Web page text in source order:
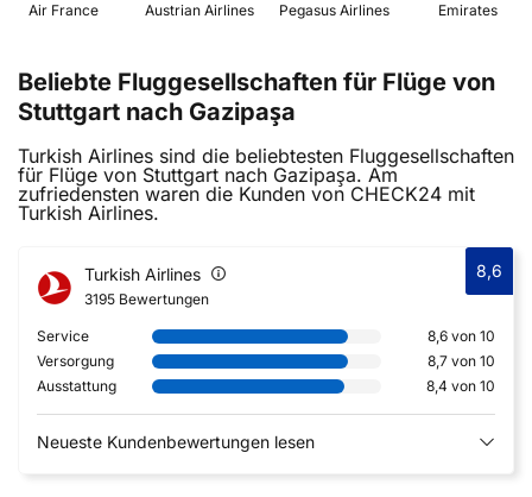
Air France Austrian Airlines Emirates
Beliebte Fluggesellschaften für Flüge von
Stuttgart nach Gazipaşa
Turkish Airlines sind die beliebtesten Fluggesellschaften
für Flüge von Stuttgart nach Gazipaşa. Am
zufriedensten waren die Kunden von CHECK24 mit
Turkish Airlines.
Turkish Airlines
3195 Bewertungen
8,6
Service
8,6 von 10
Versorgung
8,7 von 10
Ausstattung
8,4 von 10
Neueste Kundenbewertungen lesen